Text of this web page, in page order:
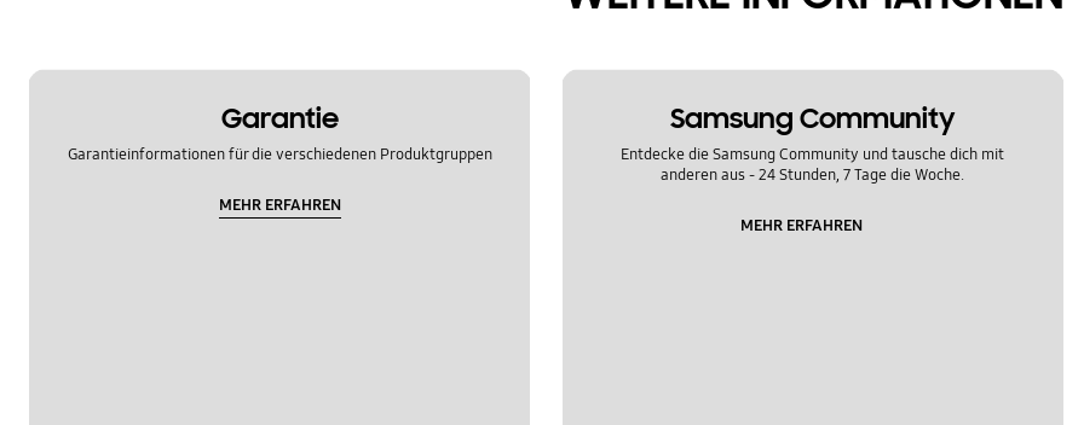
Garantie
Garantieinformationen für die verschiedenen Produktgruppen
MEHR ERFAHREN
Samsung Community
Entdecke die Samsung Community und tausche dich mit
anderen aus - 24 Stunden, 7 Tage die Woche.
MEHR ERFAHREN